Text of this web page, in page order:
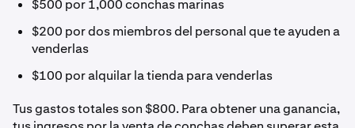
$500 por 1,000 conchas marinas
$200 por dos miembros del personal que te ayuden a
venderlas
$100 por alquilar la tienda para venderlas
Tus gastos totales son $800. Para obtener una ganancia,